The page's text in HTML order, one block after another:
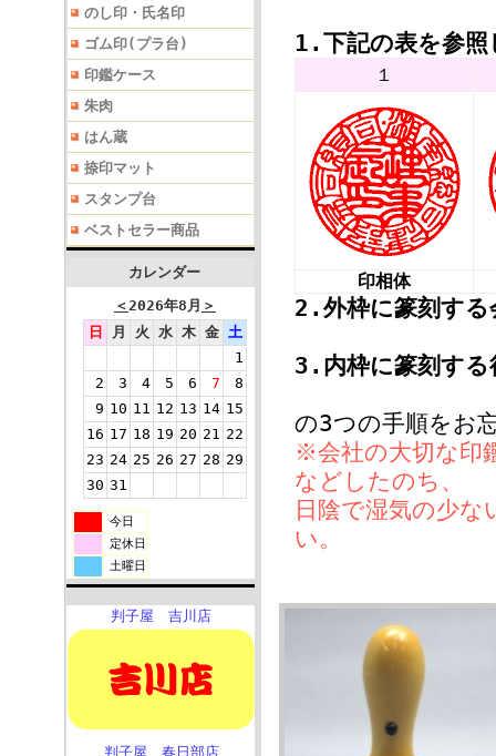
のし印・氏名印
ゴム印(プラ台)
印鑑ケース
朱肉
はん蔵
捺印マット
スタンプ台
ベストセラー商品
カレンダー
＜2026年8月 ＞
日
月 火 水 木 金 土
1
2
3 4 5 6 7
8
9 10 11 12 13 14 15
16 17 18 19 20 21 22
23 24 25 26 27 28 29
30 31
今日
定休日
土曜日
判子屋 吉川店
判子屋 春日部店
1.下記の表を参照
１
印相体
2.外枠に篆刻する
3.内枠に篆刻する
の3つの手順をお
※会社の大切な印
などしたのち、
日陰で湿気の少
い。